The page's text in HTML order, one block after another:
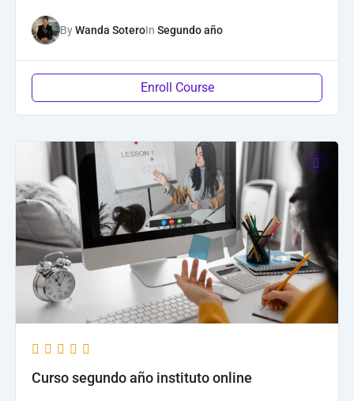
ByWanda SoteroIn Segundo año
Enroll Course
Curso segundo año instituto online